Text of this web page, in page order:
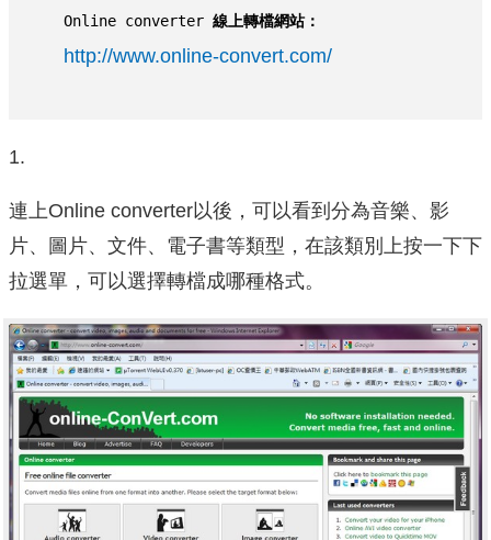
Online converter 線上轉檔網站：
http://www.online-convert.com/
1.
連上Online converter以後，可以看到分為音樂、影
片、圖片、文件、電子書等類型，在該類別上按一下下
拉選單，可以選擇轉檔成哪種格式。